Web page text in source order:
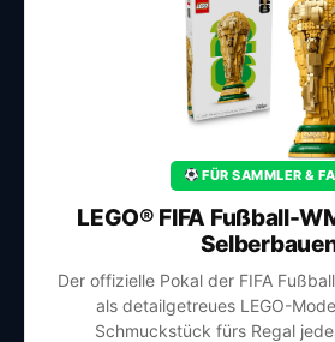
FÜR SAMMLER &
LEGO® FIFA Fußball-
Der offizielle Pokal der FIFA
als detailgetreues LEGO-
Schmuckstück fürs Regal